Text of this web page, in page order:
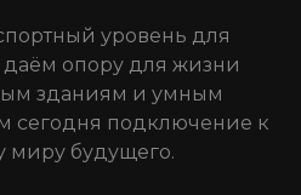
уровень для
опору для жизни
зданиям и умным
сегодня подключение к
миру будущего.